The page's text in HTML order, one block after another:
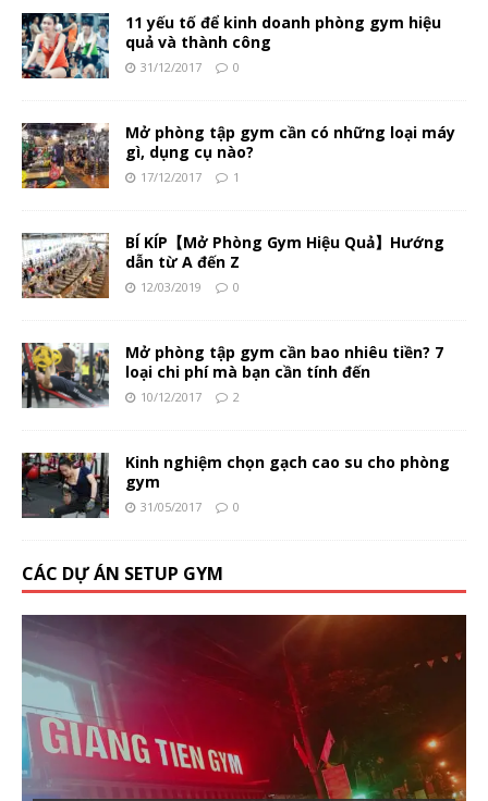
11 yếu tố để kinh doanh phòng gym hiệu
quả và thành công
31/12/2017 0
Mở phòng tập gym cần có những loại máy
gì, dụng cụ nào?
17/12/2017 1
BÍ KÍP【Mở Phòng Gym Hiệu Quả】Hướng
dẫn từ A đến Z
12/03/2019 0
Mở phòng tập gym cần bao nhiêu tiền? 7
loại chi phí mà bạn cần tính đến
10/12/2017 2
Kinh nghiệm chọn gạch cao su cho phòng
gym
31/05/2017 0
CÁC DỰ ÁN SETUP GYM